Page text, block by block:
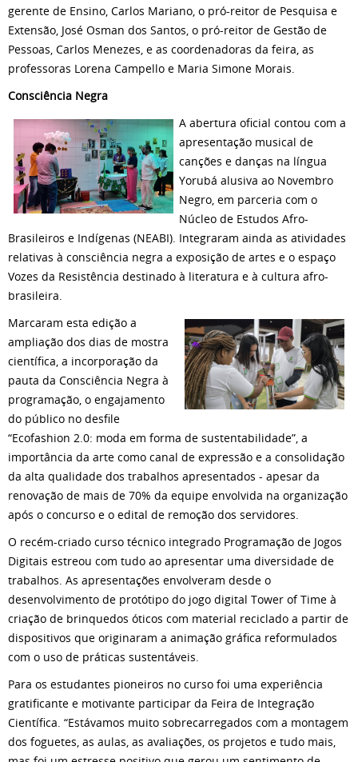
gerente de Ensino, Carlos Mariano, o pró-reitor de Pesquisa e
Extensão, José Osman dos Santos, o pró-reitor de Gestão de
Pessoas, Carlos Menezes, e as coordenadoras da feira, as
professoras Lorena Campello e Maria Simone Morais.
Consciência Negra
A abertura oficial contou com a
apresentação musical de
canções e danças na língua
Yorubá alusiva ao Novembro
Negro, em parceria com o
Núcleo de Estudos Afro-
Brasileiros e Indígenas (NEABI). Integraram ainda as atividades
relativas à consciência negra a exposição de artes e o espaço
Vozes da Resistência destinado à literatura e à cultura afro-
brasileira.
Marcaram esta edição a
ampliação dos dias de mostra
científica, a incorporação da
pauta da Consciência Negra à
programação, o engajamento
do público no desfile
“Ecofashion 2.0: moda em forma de sustentabilidade”, a
importância da arte como canal de expressão e a consolidação
da alta qualidade dos trabalhos apresentados - apesar da
renovação de mais de 70% da equipe envolvida na organização
após o concurso e o edital de remoção dos servidores.
O recém-criado curso técnico integrado Programação de Jogos
Digitais estreou com tudo ao apresentar uma diversidade de
trabalhos. As apresentações envolveram desde o
desenvolvimento de protótipo do jogo digital Tower of Time à
criação de brinquedos óticos com material reciclado a partir de
dispositivos que originaram a animação gráfica reformulados
com o uso de práticas sustentáveis.
Para os estudantes pioneiros no curso foi uma experiência
gratificante e motivante participar da Feira de Integração
Científica. “Estávamos muito sobrecarregados com a montagem
dos foguetes, as aulas, as avaliações, os projetos e tudo mais,